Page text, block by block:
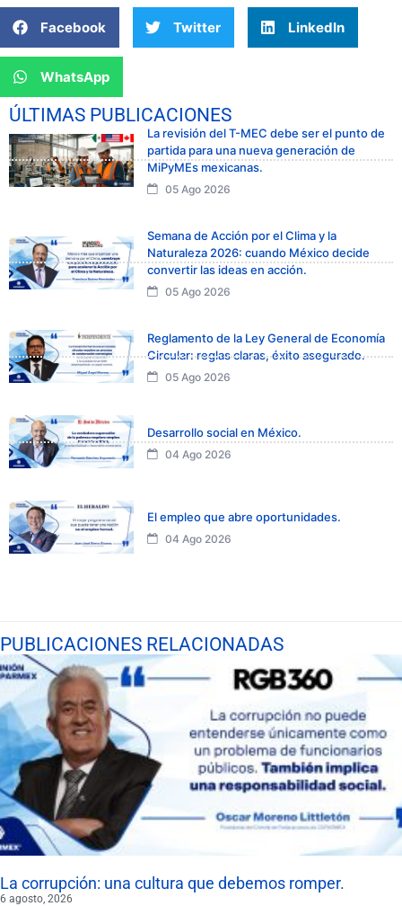
Facebook Twitter LinkedIn
WhatsApp
ÚLTIMAS PUBLICACIONES
La revisión del T-MEC debe ser el punto de
partida para una nueva generación de
MiPyMEs mexicanas.
05 Ago 2026
Semana de Acción por el Clima y la
Naturaleza 2026: cuando México decide
convertir las ideas en acción.
05 Ago 2026
Reglamento de la Ley General de Economía
Circular: reglas claras, éxito asegurado.
05 Ago 2026
Desarrollo social en México.
04 Ago 2026
El empleo que abre oportunidades.
04 Ago 2026
PUBLICACIONES RELACIONADAS
La corrupción: una cultura que debemos romper.
6 agosto, 2026